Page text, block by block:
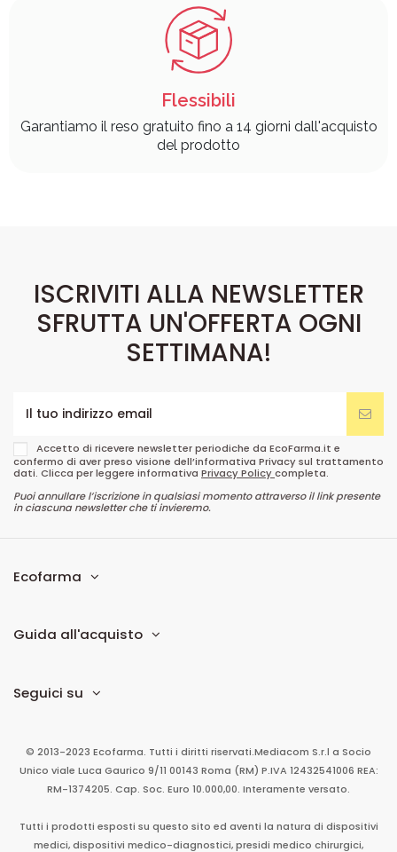
Flessibili
Garantiamo il reso gratuito fino a 14 giorni dall'acquisto
del prodotto
ISCRIVITI ALLA NEWSLETTER
SFRUTTA UN'OFFERTA OGNI
SETTIMANA!
Accetto di ricevere newsletter periodiche da EcoFarma.it e
confermo di aver preso visione dell’informativa Privacy sul trattamento
dati. Clicca per leggere informativa Privacy Policycompleta.
Puoi annullare l’iscrizione in qualsiasi momento attraverso il link presente
in ciascuna newsletter che ti invieremo.
Ecofarma
Guida all'acquisto
Seguici su
© 2013-2023 Ecofarma. Tutti i diritti riservati.Mediacom S.r.l a Socio
Unico viale Luca Gaurico 9/11 00143 Roma (RM) P.IVA 12432541006 REA:
RM-1374205. Cap. Soc. Euro 10.000,00. Interamente versato.
Tutti i prodotti esposti su questo sito ed aventi la natura di dispositivi
medici, dispositivi medico-diagnostici, presidi medico chirurgici,